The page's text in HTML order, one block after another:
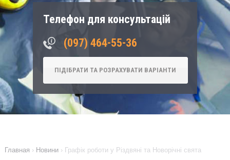
Телефон для консультацій
‎(097) 464-55-36
ПІДІБРАТИ ТА РОЗРАХУВАТИ ВАРІАНТИ
Главная › Новини› Графік роботи у Різдвяні та Новорічні свята